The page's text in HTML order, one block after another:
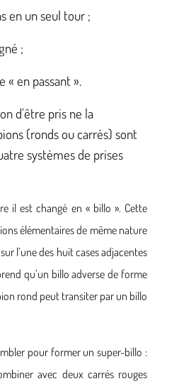
en un seul tour ;
;
en passant ».
d'être pris ne la
(ronds ou carrés) sont
systèmes de prises
il est changé en « billo ». Cette
élémentaires de même nature
l’une des huit cases adjacentes
qu’un billo adverse de forme
rond peut transiter par un billo
pour former un super-billo :
avec deux carrés rouges